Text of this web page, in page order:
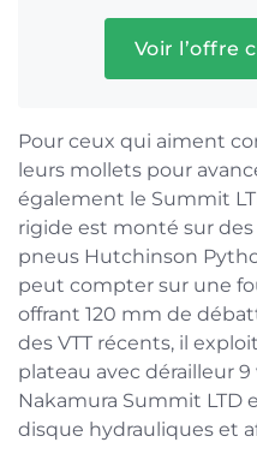
Voir l’offre
Pour ceux qui aiment
leurs mollets pour
également le Summit
rigide est monté sur des
pneus Hutchinson
peut compter sur une
offrant 120 mm de
des VTT récents, il
plateau avec dérailleur 9
Nakamura Summit LTD
disque hydrauliques et